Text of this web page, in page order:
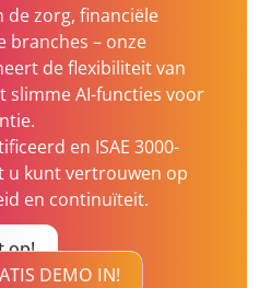
de zorg, financiële
branches – onze
de flexibiliteit van
slimme AI-functies voor
en ISAE 3000-
u kunt vertrouwen op
en continuïteit.
op!
DEMO IN!